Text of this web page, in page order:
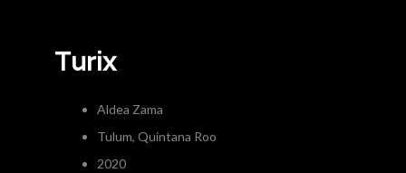
Turix
Aldea Zama
Tulum, Quintana Roo
2020